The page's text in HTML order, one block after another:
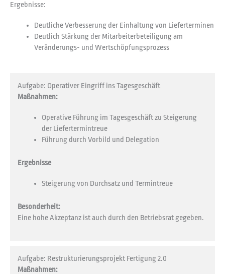
Ergebnisse:
Deutliche Verbesserung der Einhaltung von Lieferterminen
Deutlich Stärkung der Mitarbeiterbeteiligung am
Veränderungs- und Wertschöpfungsprozess
Aufgabe: Operativer Eingriff ins Tagesgeschäft
Maßnahmen:
Operative Führung im Tagesgeschäft zu Steigerung
der Liefertermintreue
Führung durch Vorbild und Delegation
Ergebnisse
Steigerung von Durchsatz und Termintreue
Besonderheit:
Eine hohe Akzeptanz ist auch durch den Betriebsrat gegeben.
Aufgabe: Restrukturierungsprojekt Fertigung 2.0
Maßnahmen: